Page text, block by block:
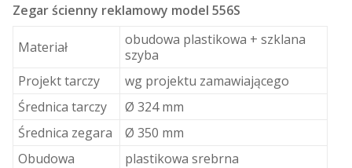
Zegar ścienny reklamowy model 556S
Materiał
obudowa plastikowa + szklana
szyba
Projekt tarczy
wg projektu zamawiającego
Średnica tarczy
Ø 324 mm
Średnica zegara
Ø 350 mm
Obudowa
plastikowa srebrna